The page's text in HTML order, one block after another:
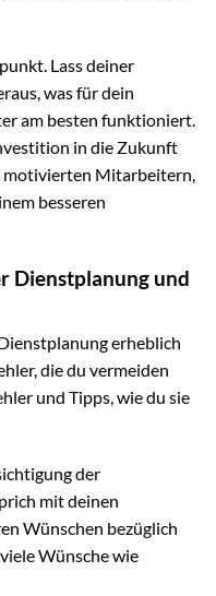
Lass deiner
was für dein
am besten funktioniert.
in die Zukunft
motivierten Mitarbeitern,
besseren
Dienstplanung und
erheblich
die du vermeiden
und Tipps, wie du sie
der
mit deinen
Wünschen bezüglich
Wünsche wie